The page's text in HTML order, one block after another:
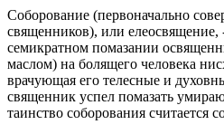
Соборование (первоначально
священников), или елеосвящение,
семикратном помазании
маслом) на болящего человека
врачующая его телесные и
священник успел помазать
таинство соборования считается